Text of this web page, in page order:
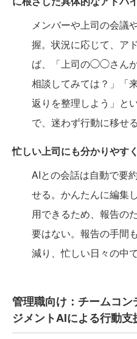
メンバーや上司の会議
握。状況に応じて、ア
ば、「上司の◯◯さん
相談してみては？」「
返りを整理しよう」と
で、迷わず行動に移せる
忙しい上司にも分かりやす
AIとの会話は自動で要
せる。かんたんに編集
用できるため、報告の
要はない。報告の手間
減り、忙しい日々の中
管理職向け：チームコ
ジメントAIによる行動支